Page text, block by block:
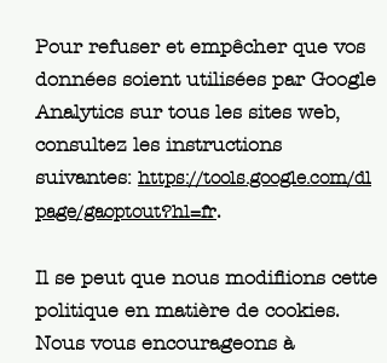
Pour refuser et empêcher que vos
données soient utilisées par Google
Analytics sur tous les sites web,
consultez les instructions
suivantes: https://tools.google.com/dl
page/gaoptout?hl=fr.
Il se peut que nous modifiions cette
politique en matière de cookies.
Nous vous encourageons à